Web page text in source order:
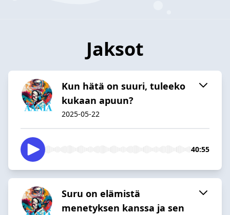
Jaksot
Kun hätä on suuri, tuleeko
kukaan apuun?
2025-05-22
40:55
Suru on elämistä
menetyksen kanssa ja sen